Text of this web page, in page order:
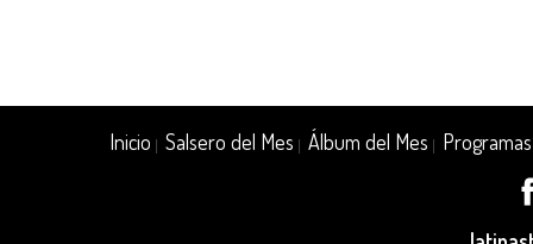
Inicio |Salsero del Mes |Álbum del Mes Programas